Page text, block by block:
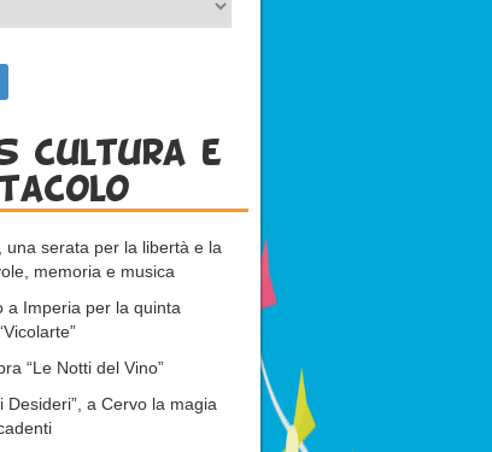
cultura e
una serata per la libertà e la
memoria e musica
a Imperia per la quinta
“Le Notti del Vino”
Desideri”, a Cervo la magia